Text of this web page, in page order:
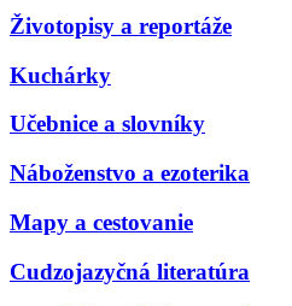
Životopisy a reportáže
Kuchárky
Učebnice a slovníky
Náboženstvo a ezoterika
Mapy a cestovanie
Cudzojazyčná literatúra